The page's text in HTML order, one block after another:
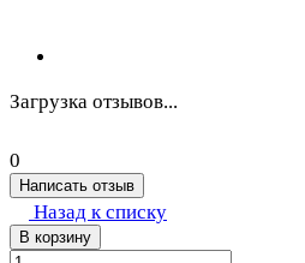
Загрузка отзывов...
0
Написать отзыв
Назад к списку
В корзину